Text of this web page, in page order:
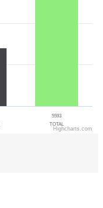
5593
TOTAL
Highcharts.com